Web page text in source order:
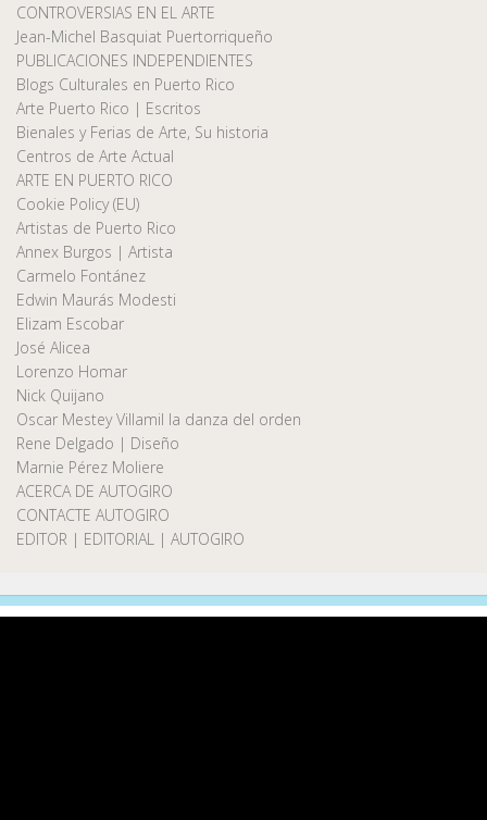
CONTROVERSIAS EN EL ARTE
Jean-Michel Basquiat Puertorriqueño
PUBLICACIONES INDEPENDIENTES
Blogs Culturales en Puerto Rico
Arte Puerto Rico | Escritos
Bienales y Ferias de Arte, Su historia
Centros de Arte Actual
ARTE EN PUERTO RICO
Cookie Policy (EU)
Artistas de Puerto Rico
Annex Burgos | Artista
Carmelo Fontánez
Edwin Maurás Modesti
Elizam Escobar
José Alicea
Lorenzo Homar
Nick Quijano
Oscar Mestey Villamil la danza del orden
Rene Delgado | Diseño
Marnie Pérez Moliere
ACERCA DE AUTOGIRO
CONTACTE AUTOGIRO
EDITOR | EDITORIAL | AUTOGIRO